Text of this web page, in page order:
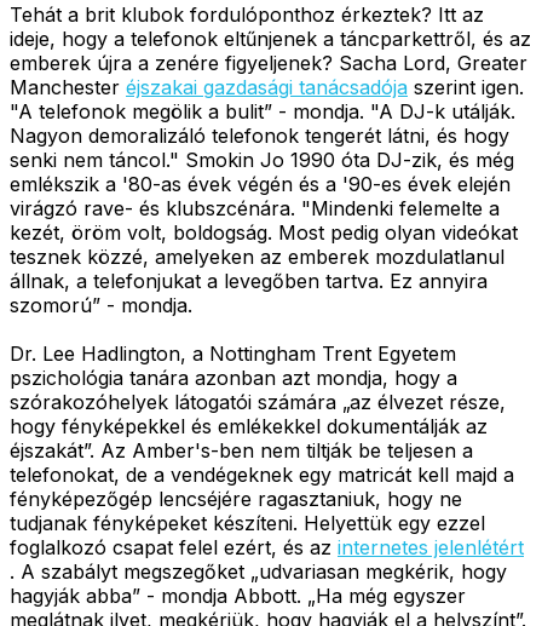
Tehát a brit klubok fordulóponthoz érkeztek? Itt az
ideje, hogy a telefonok eltűnjenek a táncparkettről, és az
emberek újra a zenére figyeljenek? Sacha Lord, Greater
Manchester éjszakai gazdasági tanácsadója szerint igen.
"A telefonok megölik a bulit” - mondja. "A DJ-k utálják.
Nagyon demoralizáló telefonok tengerét látni, és hogy
senki nem táncol." Smokin Jo 1990 óta DJ-zik, és még
emlékszik a '80-as évek végén és a '90-es évek elején
virágzó rave- és klubszcénára. "Mindenki felemelte a
kezét, öröm volt, boldogság. Most pedig olyan videókat
tesznek közzé, amelyeken az emberek mozdulatlanul
állnak, a telefonjukat a levegőben tartva. Ez annyira
szomorú” - mondja.
Dr. Lee Hadlington, a Nottingham Trent Egyetem
pszichológia tanára azonban azt mondja, hogy a
szórakozóhelyek látogatói számára „az élvezet része,
hogy fényképekkel és emlékekkel dokumentálják az
éjszakát”. Az Amber's-ben nem tiltják be teljesen a
telefonokat, de a vendégeknek egy matricát kell majd a
fényképezőgép lencséjére ragasztaniuk, hogy ne
tudjanak fényképeket készíteni. Helyettük egy ezzel
foglalkozó csapat felel ezért, és az internetes jelenlétért
. A szabályt megszegőket „udvariasan megkérik, hogy
hagyják abba” - mondja Abbott. „Ha még egyszer
meglátnak ilyet, megkérjük, hogy hagyják el a helyszínt”.